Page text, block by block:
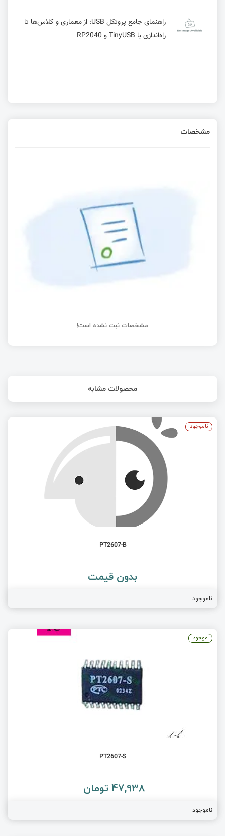
راهنمای جامع پروتکل USB: از معماری و کلاس‌ها تا
راه‌اندازی با TinyUSB و RP2040
مشخصات
مشخصات ثبت نشده است!
محصولات مشابه
PT2607-B
بدون قیمت
ناموجود
ناموجود
PT2607-S
47,938 تومان
ناموجود
موجود